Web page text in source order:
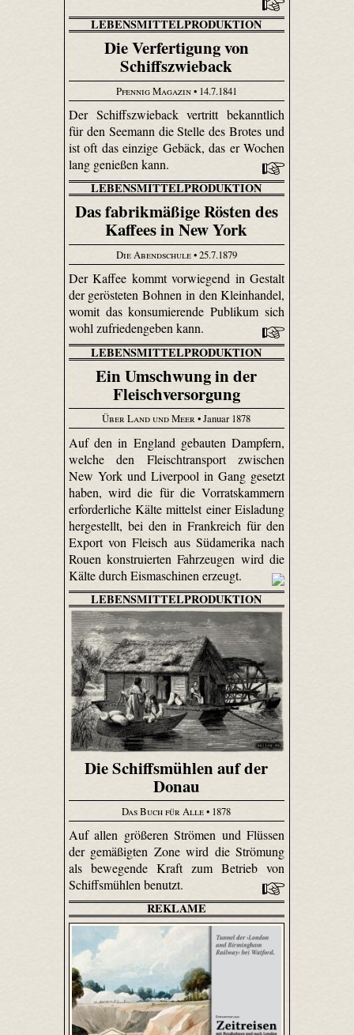
LEBENSMITTELPRODUKTION
Die Verfertigung von
Schiffszwieback
Pfennig Magazin• 14.7.1841
Der Schiffszwieback vertritt bekanntlich
für den Seemann die Stelle des Brotes und
ist oft das einzige Gebäck, das er Wochen
lang genießen kann.
LEBENSMITTELPRODUKTION
Das fabrikmäßige Rösten des
Kaffees in New York
Die Abendschule• 25.7.1879
Der Kaffee kommt vorwiegend in Gestalt
der gerösteten Bohnen in den Kleinhandel,
womit das konsumierende Publikum sich
wohl zufriedengeben kann.
LEBENSMITTELPRODUKTION
Ein Umschwung in der
Fleischversorgung
Über Land und Meer• Januar 1878
Auf den in England gebauten Dampfern,
welche den Fleischtransport zwischen
New York und Liverpool in Gang gesetzt
haben, wird die für die Vorratskammern
erforderliche Kälte mittelst einer Eisladung
hergestellt, bei den in Frankreich für den
Export von Fleisch aus Südamerika nach
Rouen konstruierten Fahrzeugen wird die
Kälte durch Eismaschinen erzeugt.
LEBENSMITTELPRODUKTION
Die Schiffsmühlen auf der
Donau
Das Buch für Alle• 1878
Auf allen größeren Strömen und Flüssen
der gemäßigten Zone wird die Strömung
als bewegende Kraft zum Betrieb von
Schiffsmühlen benutzt.
REKLAME